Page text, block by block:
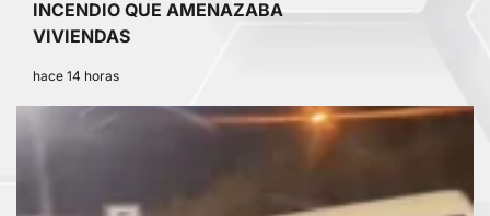
INCENDIO QUE AMENAZABA
VIVIENDAS
hace 14 horas
4